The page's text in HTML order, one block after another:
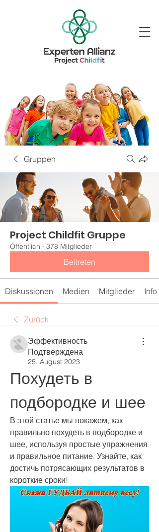
Gruppen
Project Childfit Gruppe
Öffentlich · 378 Mitglieder
Beitreten
Diskussionen Medien Mitglieder Info
Zurück
Эффективность
Подтверждена
25. August 2023
Похудеть в
подбородке и шее
В этой статье мы покажем, как
правильно похудеть в подбородке и
шее, используя простые упражнения
и правильное питание. Узнайте, как
достичь потрясающих результатов в
короткие сроки!